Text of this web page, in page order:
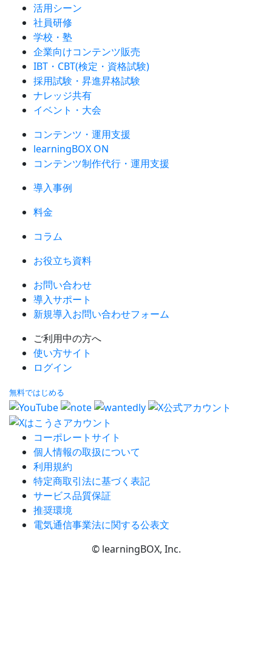
活用シーン
社員研修
学校・塾
企業向けコンテンツ販売
IBT・CBT(検定・資格試験)
採用試験・昇進昇格試験
ナレッジ共有
イベント・大会
コンテンツ・運用支援
learningBOX ON
コンテンツ制作代行・運用支援
導入事例
料金
コラム
お役立ち資料
お問い合わせ
導入サポート
新規導入お問い合わせフォーム
ご利用中の方へ
使い方サイト
ログイン
無料ではじめる
コーポレートサイト
個人情報の取扱について
利用規約
特定商取引法に基づく表記
サービス品質保証
推奨環境
電気通信事業法に関する公表文
© learningBOX, Inc.